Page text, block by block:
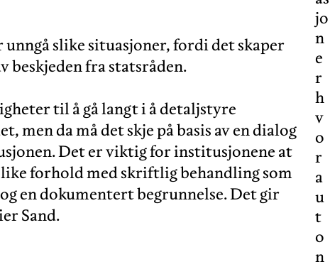
jo
n
e
r
h
v
o
r
a
u
t
o
n
slike situasjoner, fordi det skaper
fra statsråden.
til å gå langt i å detaljstyre
men da må det skje på basis av en dialog
Det er viktig for institusjonene at
forhold med skriftlig behandling som
en dokumentert begrunnelse. Det gir
Sand.